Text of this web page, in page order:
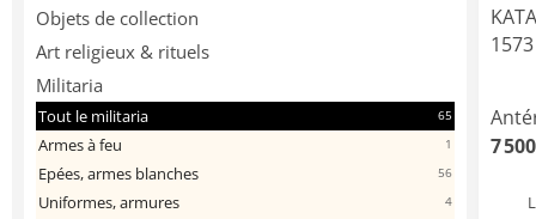
Objets de collection
Art religieux & rituels
Militaria
Tout le militaria 65
Armes à feu 1
Epées, armes blanches 56
Uniformes, armures 4
7